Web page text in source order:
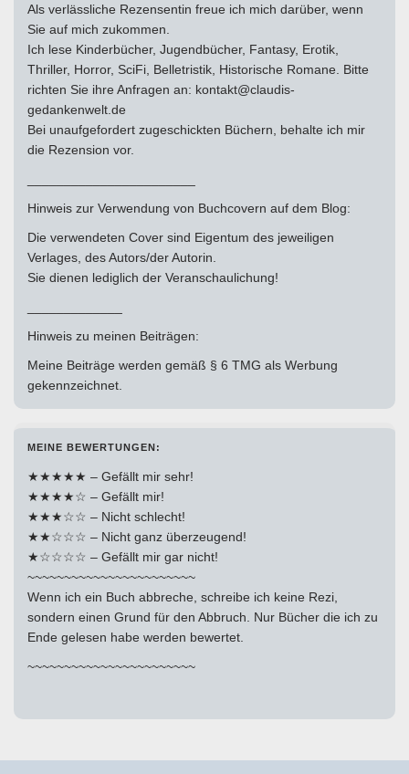
Als verlässliche Rezensentin freue ich mich darüber, wenn
Sie auf mich zukommen.
Ich lese Kinderbücher, Jugendbücher, Fantasy, Erotik,
Thriller, Horror, SciFi, Belletristik, Historische Romane. Bitte
richten Sie ihre Anfragen an: kontakt@claudis-
gedankenwelt.de
Bei unaufgefordert zugeschickten Büchern, behalte ich mir
die Rezension vor.
Hinweis zur Verwendung von Buchcovern auf dem Blog:
Die verwendeten Cover sind Eigentum des jeweiligen
Verlages, des Autors/der Autorin.
Sie dienen lediglich der Veranschaulichung!
Hinweis zu meinen Beiträgen:
Meine Beiträge werden gemäß § 6 TMG als Werbung
gekennzeichnet.
MEINE BEWERTUNGEN:
★★★★★ – Gefällt mir sehr!
★★★★☆ – Gefällt mir!
★★★☆☆ – Nicht schlecht!
★★☆☆☆ – Nicht ganz überzeugend!
★☆☆☆☆ – Gefällt mir gar nicht!
~~~~~~~~~~~~~~~~~~~~~~~
Wenn ich ein Buch abbreche, schreibe ich keine Rezi,
sondern einen Grund für den Abbruch. Nur Bücher die ich zu
Ende gelesen habe werden bewertet.
~~~~~~~~~~~~~~~~~~~~~~~